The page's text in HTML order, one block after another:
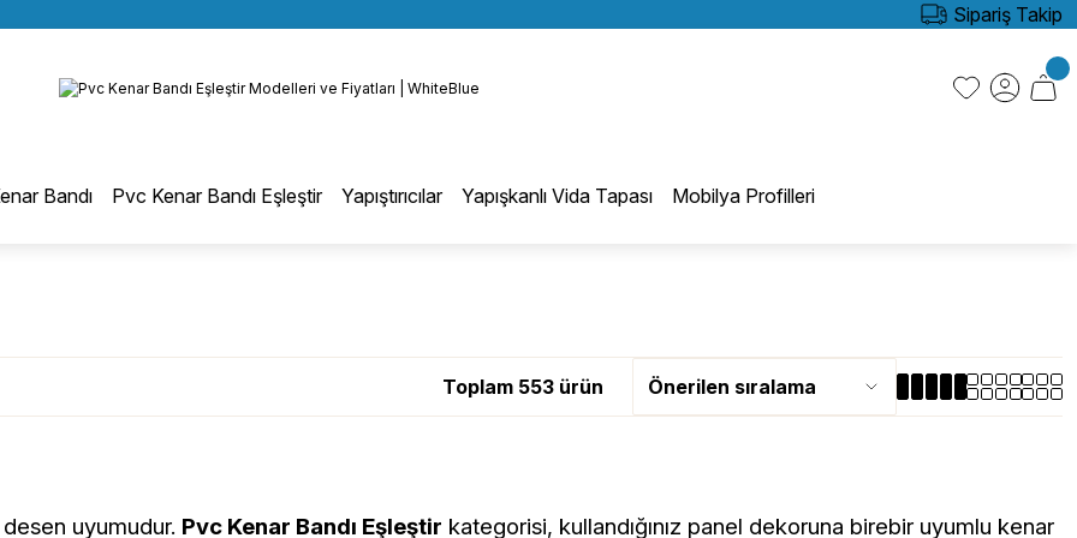
BÜTÜN ALIŞVERİŞLERİNİZDE KARGO BEDAVA!
KREDİ KARTINA 6 TAKSİT SEÇENEĞİ
Sipariş Takip
Bandı Pvc Kenar Bandı Eşleştir Yapıştırıcılar Yapışkanlı Vida Tapası Mobilya Profilleri
Toplam 553 ürün
uyumudur. Pvc Kenar Bandı Eşleştir kategorisi, kullandığınız panel dekoruna birebir uyumlu kenar